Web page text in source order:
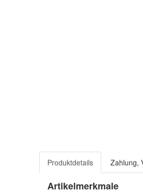
Produktdetails Zahlung,
Artikelmerkmale